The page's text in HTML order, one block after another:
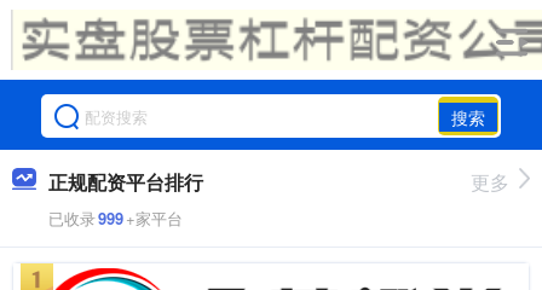
搜索
正规配资平台排行
已收录999+家平台
更多